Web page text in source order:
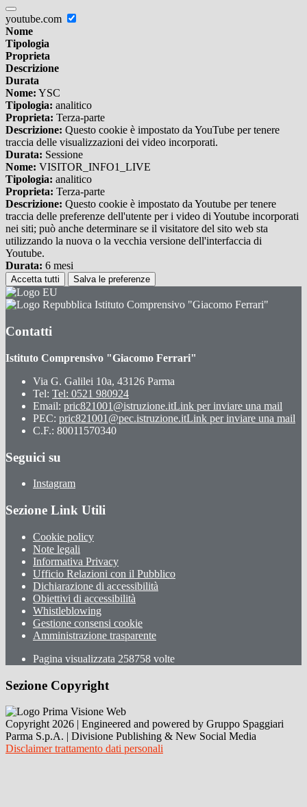
youtube.com
Nome
Tipologia
Proprieta
Descrizione
Durata
Nome: YSC
Tipologia: analitico
Proprieta: Terza-parte
Descrizione: Questo cookie è impostato da YouTube per tenere
traccia delle visualizzazioni dei video incorporati.
Durata: Sessione
Nome: VISITOR_INFO1_LIVE
Tipologia: analitico
Proprieta: Terza-parte
Descrizione: Questo cookie è impostato da Youtube per tenere
traccia delle preferenze dell'utente per i video di Youtube incorporati
nei siti; può anche determinare se il visitatore del sito web sta
utilizzando la nuova o la vecchia versione dell'interfaccia di
Youtube.
Durata: 6 mesi
Accetta tutti Salva le preferenze
Istituto Comprensivo "Giacomo Ferrari"
Contatti
Istituto Comprensivo "Giacomo Ferrari"
Via G. Galilei 10a, 43126 Parma
Tel: Tel: 0521 980924
Email: pric821001@istruzione.itLink per inviare una mail
PEC: pric821001@pec.istruzione.itLink per inviare una mail
C.F.: 80011570340
Seguici su
Instagram
Sezione Link Utili
Cookie policy
Note legali
Informativa Privacy
Ufficio Relazioni con il Pubblico
Dichiarazione di accessibilità
Obiettivi di accessibilità
Whistleblowing
Gestione consensi cookie
Amministrazione trasparente
Pagina visualizzata 258758 volte
Sezione Copyright
Copyright 2026 | Engineered and powered by Gruppo Spaggiari
Parma S.p.A. | Divisione Publishing & New Social Media
Disclaimer trattamento dati personali